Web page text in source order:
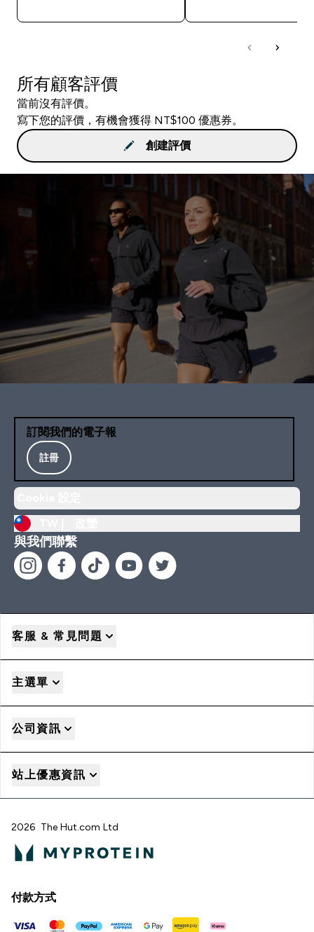
所有顧客評價
當前沒有評價。
寫下您的評價，有機會獲得 NT$100 優惠券。
創建評價
訂閱我們的電子報
註冊
與我們聯繫
客服 & 常見問題
主選單
公司資訊
站上優惠資訊
2026 The Hut.com Ltd
付款方式